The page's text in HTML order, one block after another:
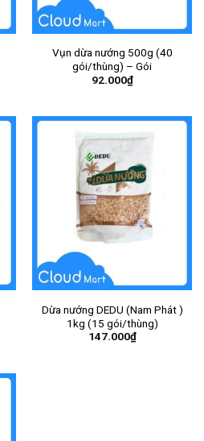
Vụn dừa nướng 500g (40
gói/thùng) – Gói
92.000₫
Dừa nướng DEDU (Nam Phát )
1kg (15 gói/thùng)
147.000₫